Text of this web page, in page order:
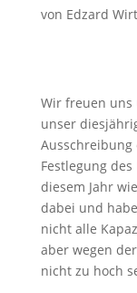
von Edzard
Wir freuen uns
unser
Festlegung
diesem Jahr
dabei und
nicht alle
aber wegen
nicht zu hoch